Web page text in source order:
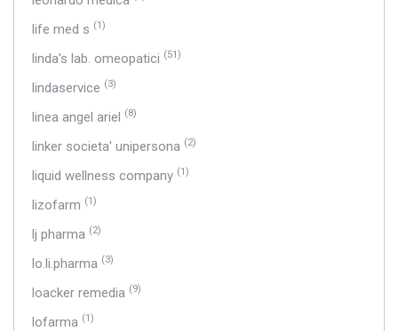
life med s (1)
linda's lab. omeopatici (51)
lindaservice (3)
linea angel ariel (8)
linker societa' unipersona (2)
liquid wellness company (1)
lizofarm (1)
lj pharma (2)
lo.li.pharma (3)
loacker remedia (9)
lofarma (1)